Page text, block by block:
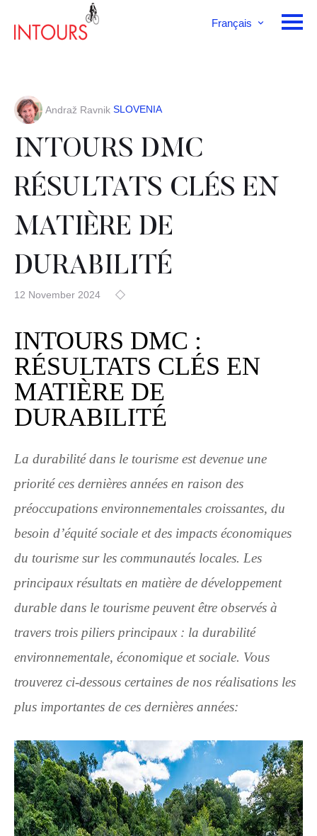
Français
Andraž Ravnik SLOVENIA
INTOURS DMC
RÉSULTATS CLÉS EN
MATIÈRE DE
DURABILITÉ
12 November 2024
INTOURS DMC :
RÉSULTATS CLÉS EN
MATIÈRE DE
DURABILITÉ
La durabilité dans le tourisme est devenue une
priorité ces dernières années en raison des
préoccupations environnementales croissantes, du
besoin d’équité sociale et des impacts économiques
du tourisme sur les communautés locales. Les
principaux résultats en matière de développement
durable dans le tourisme peuvent être observés à
travers trois piliers principaux : la durabilité
environnementale, économique et sociale. Vous
trouverez ci-dessous certaines de nos réalisations les
plus importantes de ces dernières années: